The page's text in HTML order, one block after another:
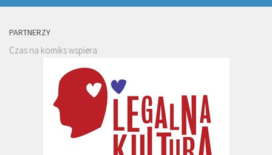
PARTNERZY
Czas na komiks wspiera: